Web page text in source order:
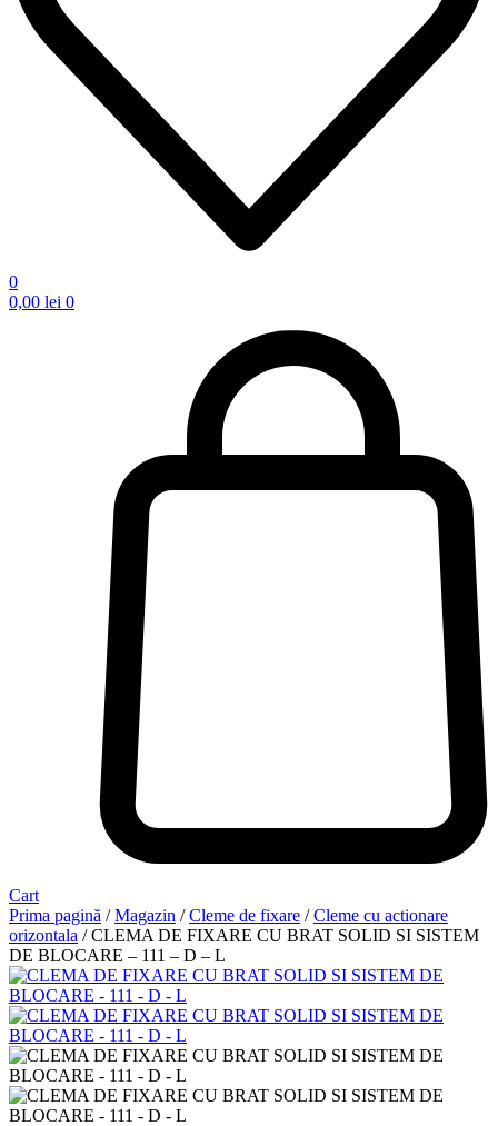
0
0,00 lei 0
Cart
Prima pagină /Magazin /Cleme de fixare /Cleme cu actionare
orizontala / CLEMA DE FIXARE CU BRAT SOLID SI SISTEM
DE BLOCARE – 111 – D – L